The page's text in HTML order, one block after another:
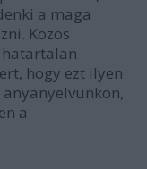
a maga
Kozos
hogy ezt ilyen
a